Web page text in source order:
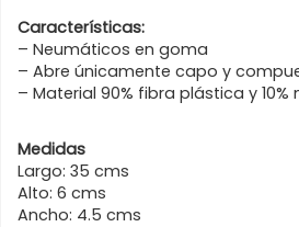
Características:
– Neumáticos en goma
– Abre únicamente capo y
– Material 90% fibra plástica y 10%
Medidas
Largo: 35 cms
Alto: 6 cms
Ancho: 4.5 cms